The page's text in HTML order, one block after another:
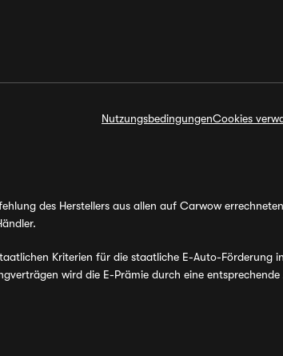
NutzungsbedingungenCookies
des Herstellers aus allen auf Carwow
Kriterien für die staatliche E-Auto-
wird die E-Prämie durch eine